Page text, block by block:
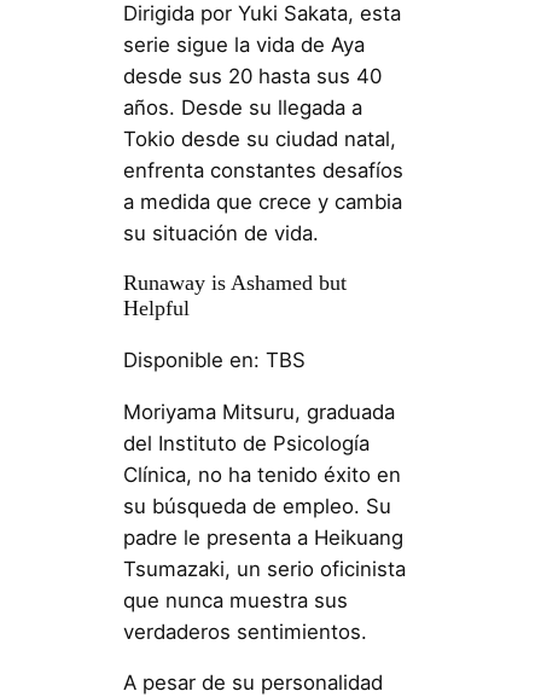
Dirigida por Yuki Sakata, esta
serie sigue la vida de Aya
desde sus 20 hasta sus 40
años. Desde su llegada a
Tokio desde su ciudad natal,
enfrenta constantes desafíos
a medida que crece y cambia
su situación de vida.
Runaway is Ashamed but
Helpful
Disponible en: TBS
Moriyama Mitsuru, graduada
del Instituto de Psicología
Clínica, no ha tenido éxito en
su búsqueda de empleo. Su
padre le presenta a Heikuang
Tsumazaki, un serio oficinista
que nunca muestra sus
verdaderos sentimientos.
A pesar de su personalidad